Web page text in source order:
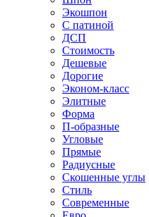
Экошпон
С патиной
ДСП
Стоимость
Дешевые
Дорогие
Эконом-класс
Элитные
Форма
П-образные
Угловые
Прямые
Радиусные
Скошенные углы
Стиль
Современные